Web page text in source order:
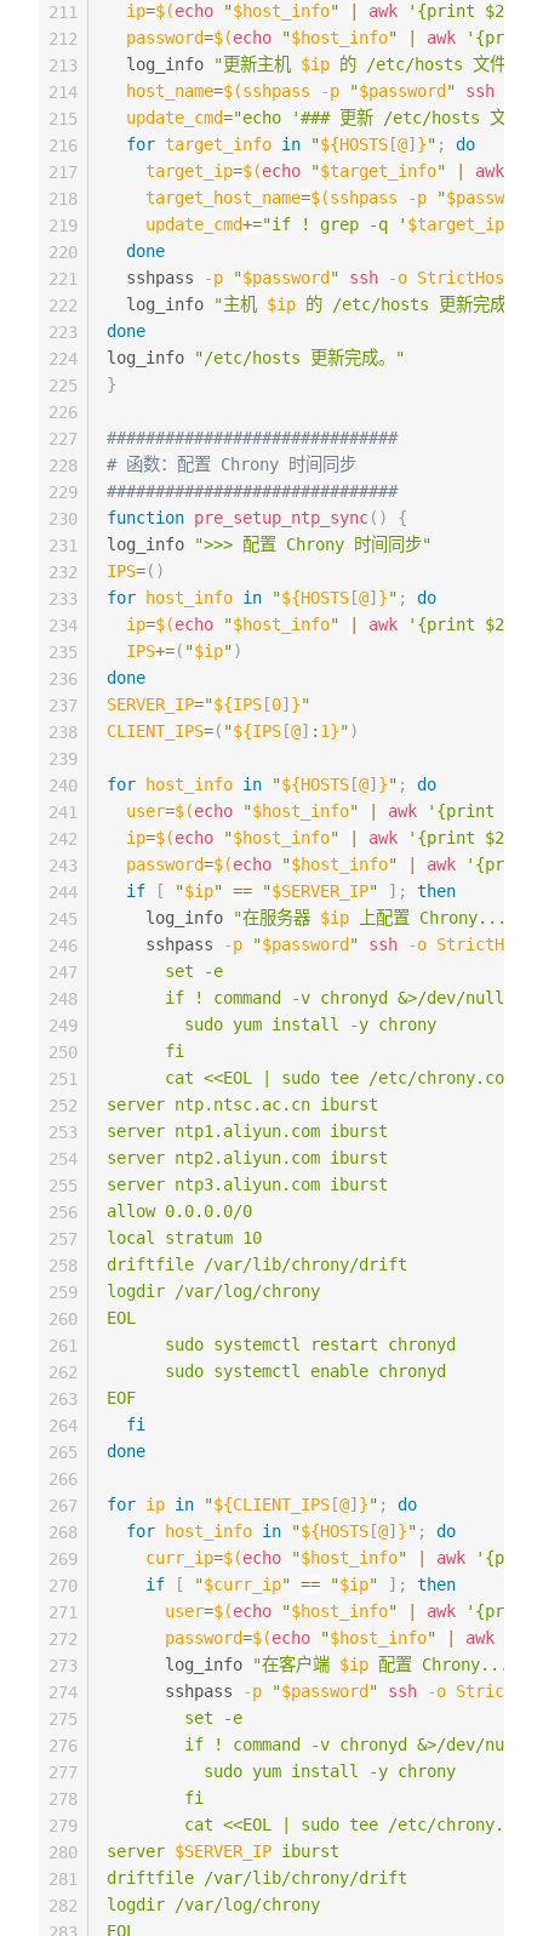
ip=$(echo "$host_info" awk '{print $2}'
password=$(echo "$host_info" awk
'{print
  log_info
"更新主机 $ip 的 /etc/hosts 文件
host_name=$(sshpass -p "$password " ssh
update_cmd="echo '### 更新 /etc/hosts 文件
for target_info in "${HOSTS [@] }" ;
do
target_ip=$(echo "$target_info" awk
target_host_name=$(sshpass -p "$password
update_cmd+="if ! grep -q ' $target_ip
done
  sshpass
-p "$password " ssh -o
  log_info
"主机 $ip 的 /etc/hosts 更新完成。"
done
log_info
"/etc/hosts 更新完成。"
}
##############################
# 函数：配置 Chrony 时间同步
##############################
function pre_setup_ntp_sync( )
{
log_info
">>> 配置 Chrony 时间同步"
IPS=( )
for
host_info in "${HOSTS [@] }" ;
do
ip=$(echo "$host_info" awk '{print $2}'
IPS+=( "$ip")
done
SERVER_IP="${IPS [0] }"
CLIENT_IPS=( "${IPS [@] : 1}")
for host_info in "${HOSTS [@] }" ;
do
user=$(echo "$host_info" awk
'{print $1}'
ip=$(echo "$host_info" awk '{print $2}'
password=$(echo "$host_info" awk
'{print
if
[ "$ip" == "$SERVER_IP" ] ;
then
    log_info
"在服务器 $ip 上配置 Chrony..."
    sshpass
-p "$password " ssh -o
      set -e
if ! command -v chronyd &>/dev/null;
        sudo yum install -y chrony
      fi
      cat <<EOL | sudo tee /etc/chrony.conf
server ntp.ntsc.ac.cn iburst
server ntp1.aliyun.com iburst
server ntp2.aliyun.com iburst
server ntp3.aliyun.com iburst
allow 0.0.0.0/0
local stratum 10
driftfile /var/lib/chrony/drift
logdir /var/log/chrony
EOL
      sudo systemctl restart chronyd
      sudo systemctl enable chronyd
EOF
fi
done
for ip in "${CLIENT_IPS [@] }" ;
do
for
host_info in "${HOSTS [@] }" ;
do
curr_ip=$(echo "$host_info" awk
if
[ "$curr_ip" == "$ip" ] ;
then
user=$(echo "$host_info" awk
'{print
password=$(echo "$host_info" awk
      log_info
"在客户端 $ip 配置 Chrony..."
      sshpass
-p "$password " ssh -o
        set -e
if ! command -v chronyd &>/dev/null;
          sudo yum install -y chrony
        fi
        cat <<EOL | sudo tee /etc/chrony.conf
server $SERVER_IP iburst
driftfile /var/lib/chrony/drift
logdir /var/log/chrony
EOL
211
212
213
214
215
216
217
218
219
220
221
222
223
224
225
226
227
228
229
230
231
232
233
234
235
236
237
238
239
240
241
242
243
244
245
246
247
248
249
250
251
252
253
254
255
256
257
258
259
260
261
262
263
264
265
266
267
268
269
270
271
272
273
274
275
276
277
278
279
280
281
282